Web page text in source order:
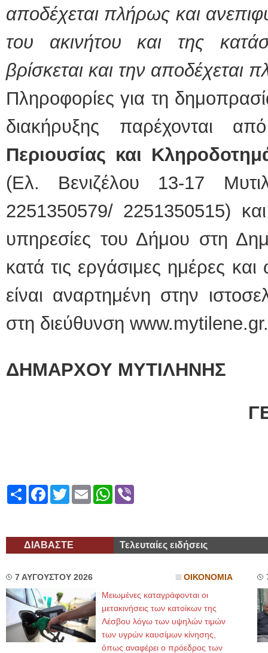
αποδέχεται πλήρως και
του ακινήτου και της
βρίσκεται και την αποδέχεται
Πληροφορίες για τη
διακήρυξης παρέχονται
Περιουσίας και
(Ελ. Βενιζέλου 13-17
2251350579/ 2251350515)
υπηρεσίες του Δήμου στη
κατά τις εργάσιμες ημέρες
είναι αναρτημένη στην
στη διεύθυνση www.mytilene.gr.
ΔΗΜΑΡΧΟΥ ΜΥΤΙΛΗΝΗΣ
ΓΕΩΡΓΙΟΣ
ShareFacebook
TwitterEmailWhatsApp
ΔΙΑΒΑΣΤΕ Τελευταίες ειδήσεις
7 ΑΥΓΟΥΣΤΟΥ 2026 ΟΙΚΟΝΟΜΙΑ
Μειωμένες καταγράφονται οι
μετακινήσεις των κατοίκων της
Λέσβου λόγω των υψηλών τιμών
των υγρών καυσίμων κίνησης,
όπως αναφέρει ο πρόεδρος των